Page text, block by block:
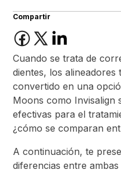
Compartir
Cuando se trata de
dientes, los alineadores
convertido en una
Moons como Invisalign
efectivas para el
¿cómo se comparan
A continuación, te
diferencias entre